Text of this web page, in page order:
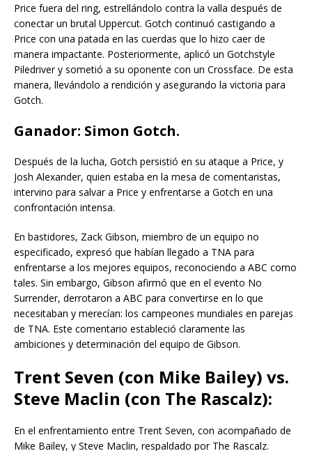
Price fuera del ring, estrellándolo contra la valla después de
conectar un brutal Uppercut. Gotch continuó castigando a
Price con una patada en las cuerdas que lo hizo caer de
manera impactante. Posteriormente, aplicó un Gotchstyle
Piledriver y sometió a su oponente con un Crossface. De esta
manera, llevándolo a rendición y asegurando la victoria para
Gotch.
Ganador: Simon Gotch.
Después de la lucha, Gotch persistió en su ataque a Price, y
Josh Alexander, quien estaba en la mesa de comentaristas,
intervino para salvar a Price y enfrentarse a Gotch en una
confrontación intensa.
En bastidores, Zack Gibson, miembro de un equipo no
especificado, expresó que habían llegado a TNA para
enfrentarse a los mejores equipos, reconociendo a ABC como
tales. Sin embargo, Gibson afirmó que en el evento No
Surrender, derrotaron a ABC para convertirse en lo que
necesitaban y merecían: los campeones mundiales en parejas
de TNA. Este comentario estableció claramente las
ambiciones y determinación del equipo de Gibson.
Trent Seven (con Mike Bailey) vs.
Steve Maclin (con The Rascalz):
En el enfrentamiento entre Trent Seven, con acompañado de
Mike Bailey, y Steve Maclin, respaldado por The Rascalz.